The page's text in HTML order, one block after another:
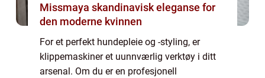
Missmaya skandinavisk eleganse for
den moderne kvinnen
For et perfekt hundepleie og -styling, er
klippemaskiner et uunnværlig verktøy i ditt
arsenal. Om du er en profesjonell